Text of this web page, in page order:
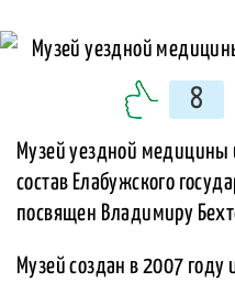
8
Музей уездной медицины
состав Елабужского
посвящен Владимиру
Музей создан в 2007 году